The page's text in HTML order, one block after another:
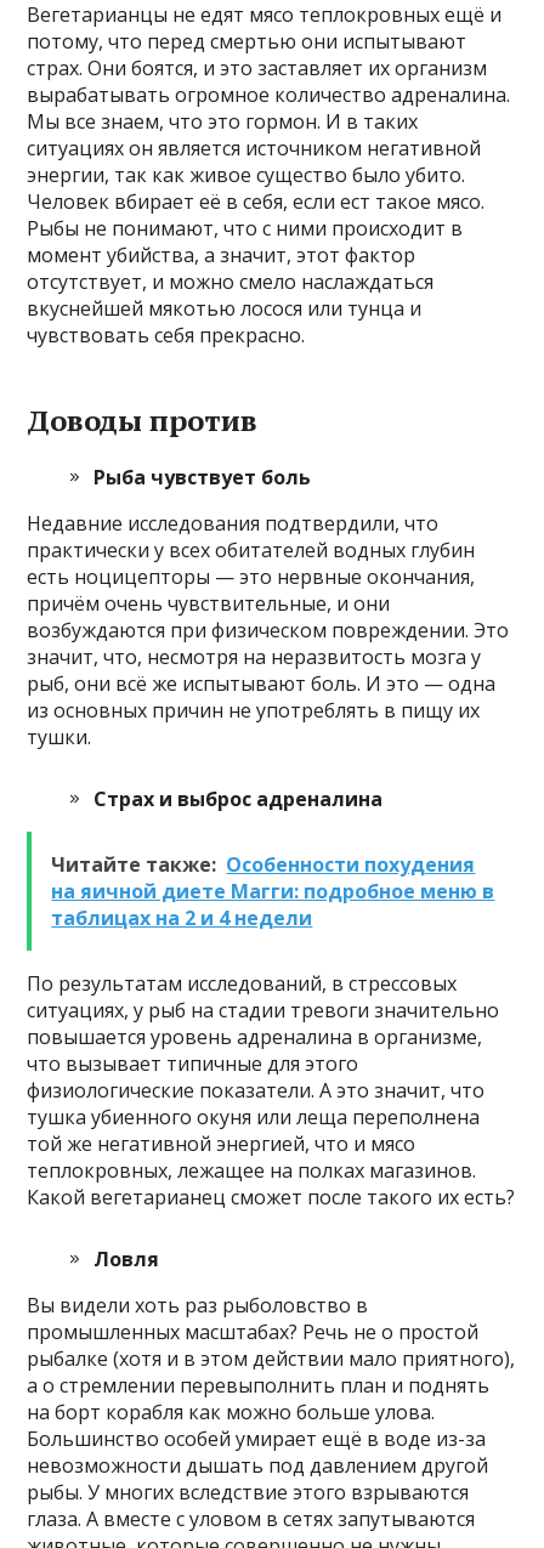
Вегетарианцы не едят мясо теплокровных ещё и
потому, что перед смертью они испытывают
страх. Они боятся, и это заставляет их организм
вырабатывать огромное количество адреналина.
Мы все знаем, что это гормон. И в таких
ситуациях он является источником негативной
энергии, так как живое существо было убито.
Человек вбирает её в себя, если ест такое мясо.
Рыбы не понимают, что с ними происходит в
момент убийства, а значит, этот фактор
отсутствует, и можно смело наслаждаться
вкуснейшей мякотью лосося или тунца и
чувствовать себя прекрасно.
Доводы против
Рыба чувствует боль
Недавние исследования подтвердили, что
практически у всех обитателей водных глубин
есть ноцицепторы — это нервные окончания,
причём очень чувствительные, и они
возбуждаются при физическом повреждении. Это
значит, что, несмотря на неразвитость мозга у
рыб, они всё же испытывают боль. И это — одна
из основных причин не употреблять в пищу их
тушки.
Страх и выброс адреналина
Читайте также: Особенности похудения
на яичной диете Магги: подробное меню в
таблицах на 2 и 4 недели
По результатам исследований, в стрессовых
ситуациях, у рыб на стадии тревоги значительно
повышается уровень адреналина в организме,
что вызывает типичные для этого
физиологические показатели. А это значит, что
тушка убиенного окуня или леща переполнена
той же негативной энергией, что и мясо
теплокровных, лежащее на полках магазинов.
Какой вегетарианец сможет после такого их есть?
Ловля
Вы видели хоть раз рыболовство в
промышленных масштабах? Речь не о простой
рыбалке (хотя и в этом действии мало приятного),
а о стремлении перевыполнить план и поднять
на борт корабля как можно больше улова.
Большинство особей умирает ещё в воде из-за
невозможности дышать под давлением другой
рыбы. У многих вследствие этого взрываются
глаза. А вместе с уловом в сетях запутываются